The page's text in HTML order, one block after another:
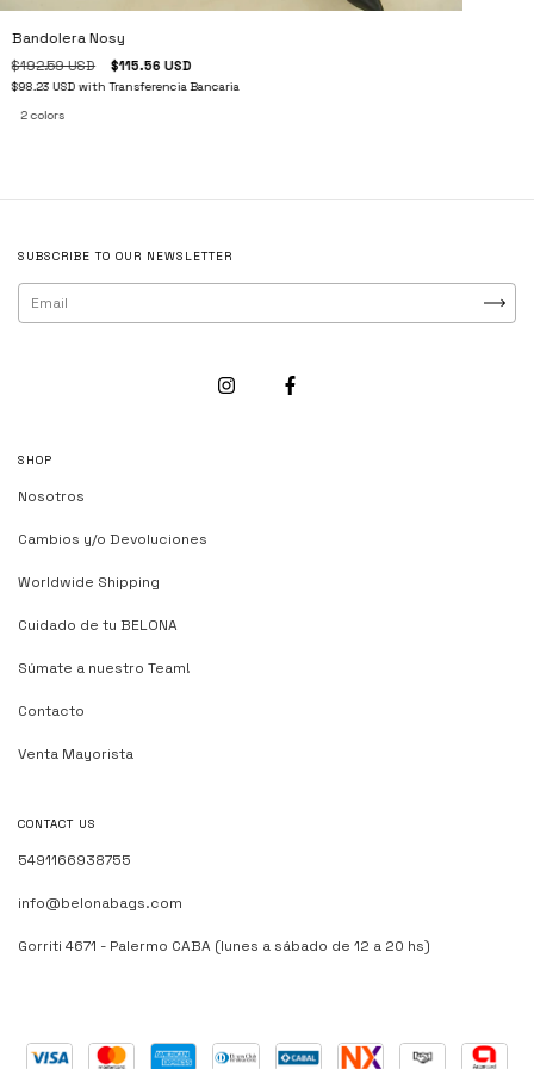
Bandolera Nosy
$192.59 USD $115.56 USD
$98.23 USD with Transferencia Bancaria
2 colors
SUBSCRIBE TO OUR NEWSLETTER
SHOP
Nosotros
Cambios y/o Devoluciones
Worldwide Shipping
Cuidado de tu BELONA
Súmate a nuestro Team!
Contacto
Venta Mayorista
CONTACT US
5491166938755
info@belonabags.com
Gorriti 4671 - Palermo CABA (lunes a sábado de 12 a 20 hs)